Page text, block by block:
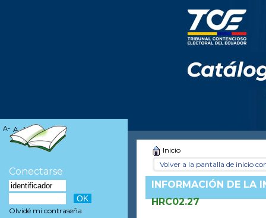
Inicio
Volver a la pantalla de inicio
INFORMACIÓN DE LA
HRC02.27
A- A A+
Conectarse
Olvidé mi contraseña